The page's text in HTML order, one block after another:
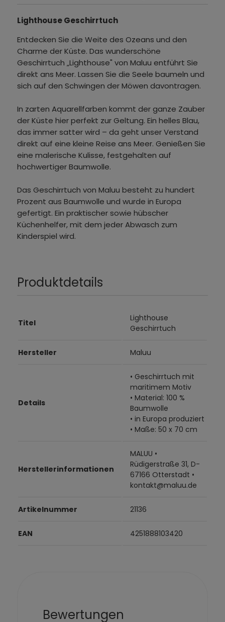
Lighthouse Geschirrtuch
Entdecken Sie die Weite des Ozeans und den
Charme der Küste. Das wunderschöne
Geschirrtuch „Lighthouse" von Maluu entführt Sie
direkt ans Meer. Lassen Sie die Seele baumeln und
sich auf den Schwingen der Möwen davontragen.
In zarten Aquarellfarben kommt der ganze Zauber
der Küste hier perfekt zur Geltung. Ein helles Blau,
das immer satter wird – da geht unser Verstand
direkt auf eine kleine Reise ans Meer. Genießen Sie
eine malerische Kulisse, festgehalten auf
hochwertiger Baumwolle.
Das Geschirrtuch von Maluu besteht zu hundert
Prozent aus Baumwolle und wurde in Europa
gefertigt. Ein praktischer sowie hübscher
Küchenhelfer, mit dem jeder Abwasch zum
Kinderspiel wird.
Produktdetails
Titel
Lighthouse
Geschirrtuch
Hersteller Maluu
Details
• Geschirrtuch mit
maritimem Motiv
• Material: 100 %
Baumwolle
• in Europa produziert
• Maße: 50 x 70 cm
Herstellerinformationen
MALUU •
Rüdigerstraße 31, D-
67166 Otterstadt •
kontakt@maluu.de
Artikelnummer 21136
EAN 4251888103420
Bewertungen